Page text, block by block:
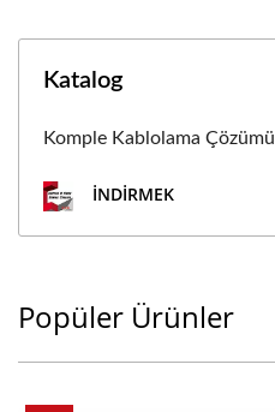
Katalog
Komple Kablolama Çözümü
İNDIRMEK
Popüler Ürünler